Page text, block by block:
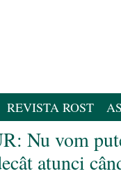
REVISTA ROST
Nu vom
atunci